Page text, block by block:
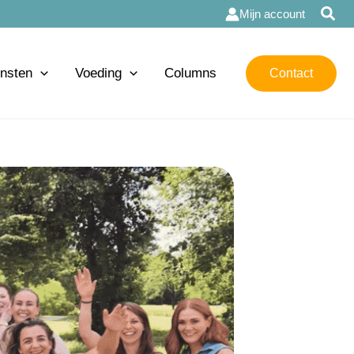
Mijn account
Voeding Columns Contact